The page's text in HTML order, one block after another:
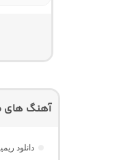
آهنگ های
دانلود ریمیکس امکو 43 از